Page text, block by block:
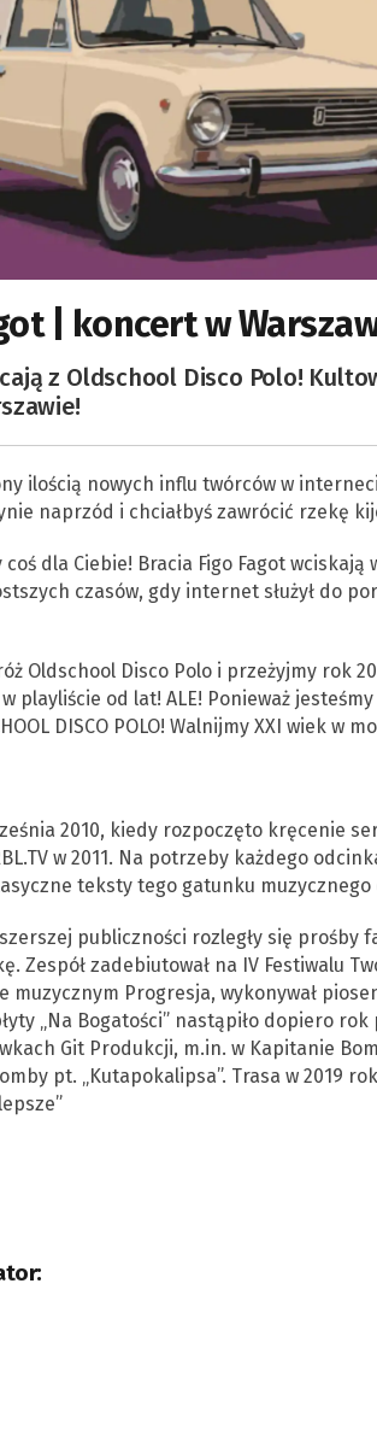
| koncert w
z Oldschool Disco Polo!
ilością nowych influ twórców w
naprzód i chciałbyś zawrócić rzekę
dla Ciebie! Bracia Figo Fagot wciskają
czasów, gdy internet służył do
Oldschool Disco Polo i przeżyjmy rok
playliście od lat! ALE! Ponieważ
DISCO POLO! Walnijmy XXI wiek w
2010, kiedy rozpoczęto kręcenie
w 2011. Na potrzeby każdego
teksty tego gatunku
publiczności rozległy się prośby
Zespół zadebiutował na IV Festiwalu
muzycznym Progresja, wykonywał
„Na Bogatości” nastąpiło dopiero
Git Produkcji, m.in. w Kapitanie
pt. „Kutapokalipsa”. Trasa w 2019